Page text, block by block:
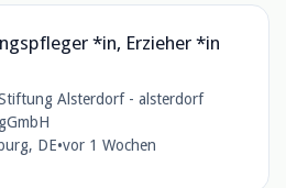
*in, Erzieher *in
Alsterdorf - alsterdorf
DE•vor 1 Wochen